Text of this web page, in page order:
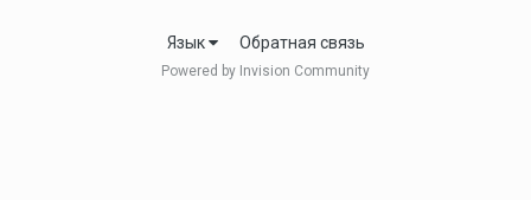
Язык Обратная связь
Powered by Invision Community